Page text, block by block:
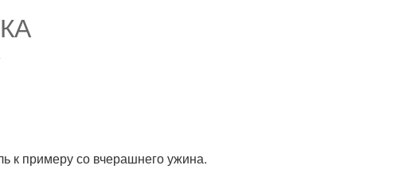
к примеру со вчерашнего ужина.